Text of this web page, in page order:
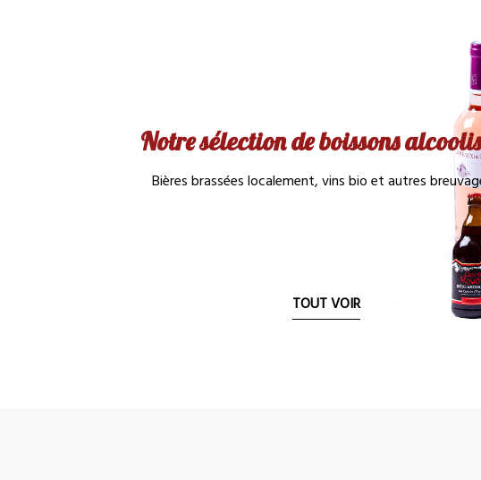
Notre sélection de boissons
Bières brassées localement, vins bio et autres
TOUT VOIR